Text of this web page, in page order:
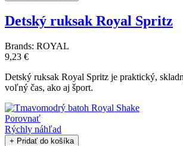
Detský ruksak Royal Spritz
Brands: ROYAL
9,23 €
Detský ruksak Royal Spritz je praktický,
voľný čas, ako aj šport.
Porovnať
Rýchly náhľad
+ Pridať do košíka